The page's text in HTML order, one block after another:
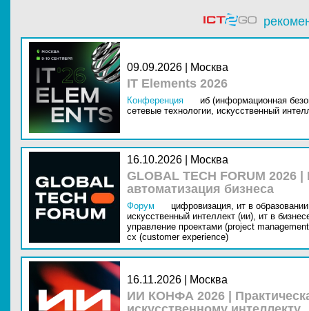
09.09.2026 | Москва
IT Elements 2026
Конференция
иб (информационная
сетевые технологии, искусственный
16.10.2026 | Москва
GLOBAL TECH FORUM
автоматизация бизнеса
Форум цифровизация, ит в
искусственный интеллект (ии), ит в
управление проектами (project
cx (customer experience)
16.11.2026 | Москва
ИИ КОНФА 2026 |